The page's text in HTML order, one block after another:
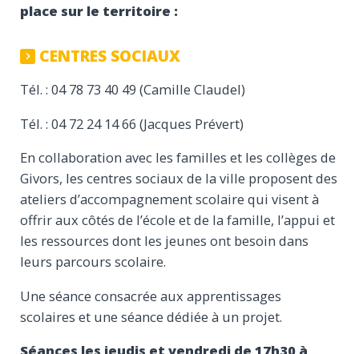
place sur le territoire :
CENTRES SOCIAUX
Tél. : 04 78 73 40 49 (Camille Claudel)
Tél. : 04 72 24 14 66 (Jacques Prévert)
En collaboration avec les familles et les collèges de
Givors, les centres sociaux de la ville proposent des
ateliers d’accompagnement scolaire qui visent à
offrir aux côtés de l’école et de la famille, l’appui et
les ressources dont les jeunes ont besoin dans
leurs parcours scolaire.
Une séance consacrée aux apprentissages
scolaires et une séance dédiée à un projet.